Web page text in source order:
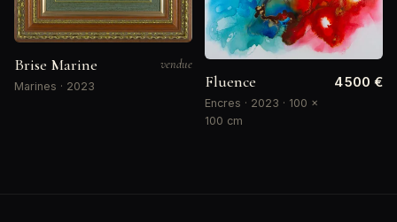
Brise Marine
Marines · 2023
vendue
Fluence
Encres · 2023 · 100 ×
100 cm
4 500 €